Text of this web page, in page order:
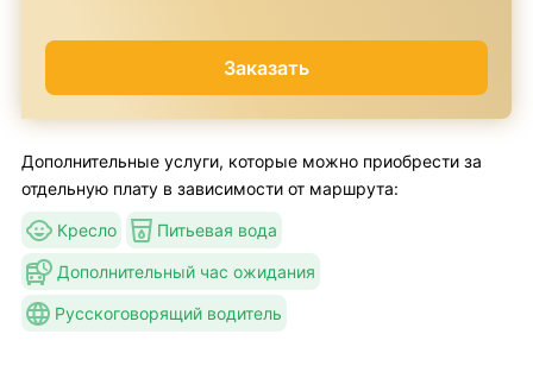
Заказать
Дополнительные услуги, которые можно приобрести за
отдельную плату в зависимости от маршрута:
Кресло Питьевая вода
Дополнительный час ожидания
Русскоговорящий водитель